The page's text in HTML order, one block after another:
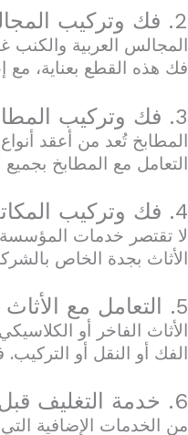
2. فك وتركيب المجالس والكنب
المجالس العربية والكنب
فك هذه القطع بعناية، مع
3. فك وتركيب المطابخ
المطابخ تُعد من أعقد
التعامل مع المطابخ بجميع
4. فك وتركيب المكاتب والأثاث المكتبي
لا تقتصر خدمات
الأثاث بجدة الخاص
5. التعامل مع الأثاث الفاخر والتحف
الأثاث الفاخر أو
الفك أو النقل أو
6. خدمة التغليف قبل الفك والتركيب
من الخدمات الإضافية